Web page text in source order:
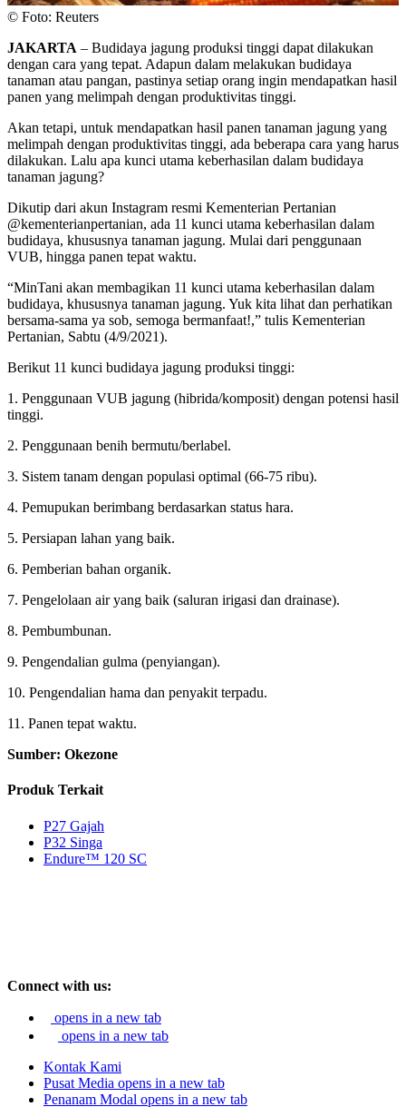
© Foto: Reuters
JAKARTA – Budidaya jagung produksi tinggi dapat dilakukan
dengan cara yang tepat. Adapun dalam melakukan budidaya
tanaman atau pangan, pastinya setiap orang ingin mendapatkan hasil
panen yang melimpah dengan produktivitas tinggi.
Akan tetapi, untuk mendapatkan hasil panen tanaman jagung yang
melimpah dengan produktivitas tinggi, ada beberapa cara yang harus
dilakukan. Lalu apa kunci utama keberhasilan dalam budidaya
tanaman jagung?
Dikutip dari akun Instagram resmi Kementerian Pertanian
@kementerianpertanian, ada 11 kunci utama keberhasilan dalam
budidaya, khususnya tanaman jagung. Mulai dari penggunaan
VUB, hingga panen tepat waktu.
“MinTani akan membagikan 11 kunci utama keberhasilan dalam
budidaya, khususnya tanaman jagung. Yuk kita lihat dan perhatikan
bersama-sama ya sob, semoga bermanfaat!,” tulis Kementerian
Pertanian, Sabtu (4/9/2021).
Berikut 11 kunci budidaya jagung produksi tinggi:
1. Penggunaan VUB jagung (hibrida/komposit) dengan potensi hasil
tinggi.
2. Penggunaan benih bermutu/berlabel.
3. Sistem tanam dengan populasi optimal (66-75 ribu).
4. Pemupukan berimbang berdasarkan status hara.
5. Persiapan lahan yang baik.
6. Pemberian bahan organik.
7. Pengelolaan air yang baik (saluran irigasi dan drainase).
8. Pembumbunan.
9. Pengendalian gulma (penyiangan).
10. Pengendalian hama dan penyakit terpadu.
11. Panen tepat waktu.
Sumber: Okezone
Produk Terkait
P27 Gajah
P32 Singa
Endure™ 120 SC
Connect with us:
opens in a new tab
opens in a new tab
Kontak Kami
Pusat Media opens in a new tab
Penanam Modal opens in a new tab